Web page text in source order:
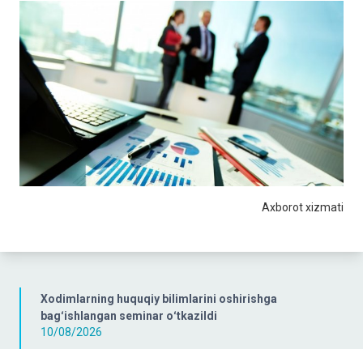
Xodimlarning huquqiy bilimlarini oshirishga
bagʻishlangan seminar oʻtkazildi
10/08/2026
Axborot xizmati